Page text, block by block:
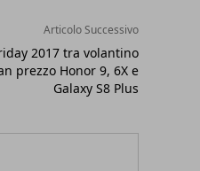
Articolo Successivo
2017 tra volantino
prezzo Honor 9, 6X e
Galaxy S8 Plus